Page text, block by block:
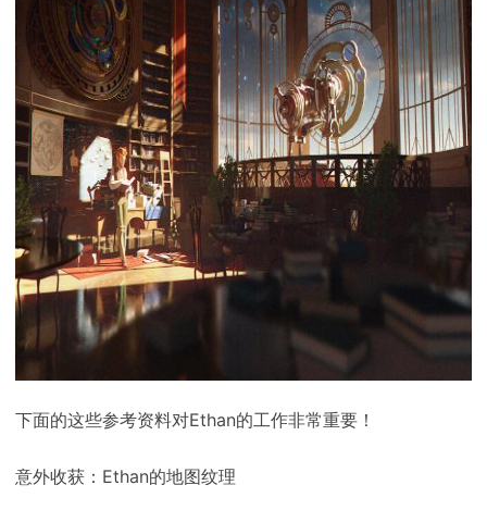
下面的这些参考资料对Ethan的工作非常重要！
意外收获：Ethan的地图纹理